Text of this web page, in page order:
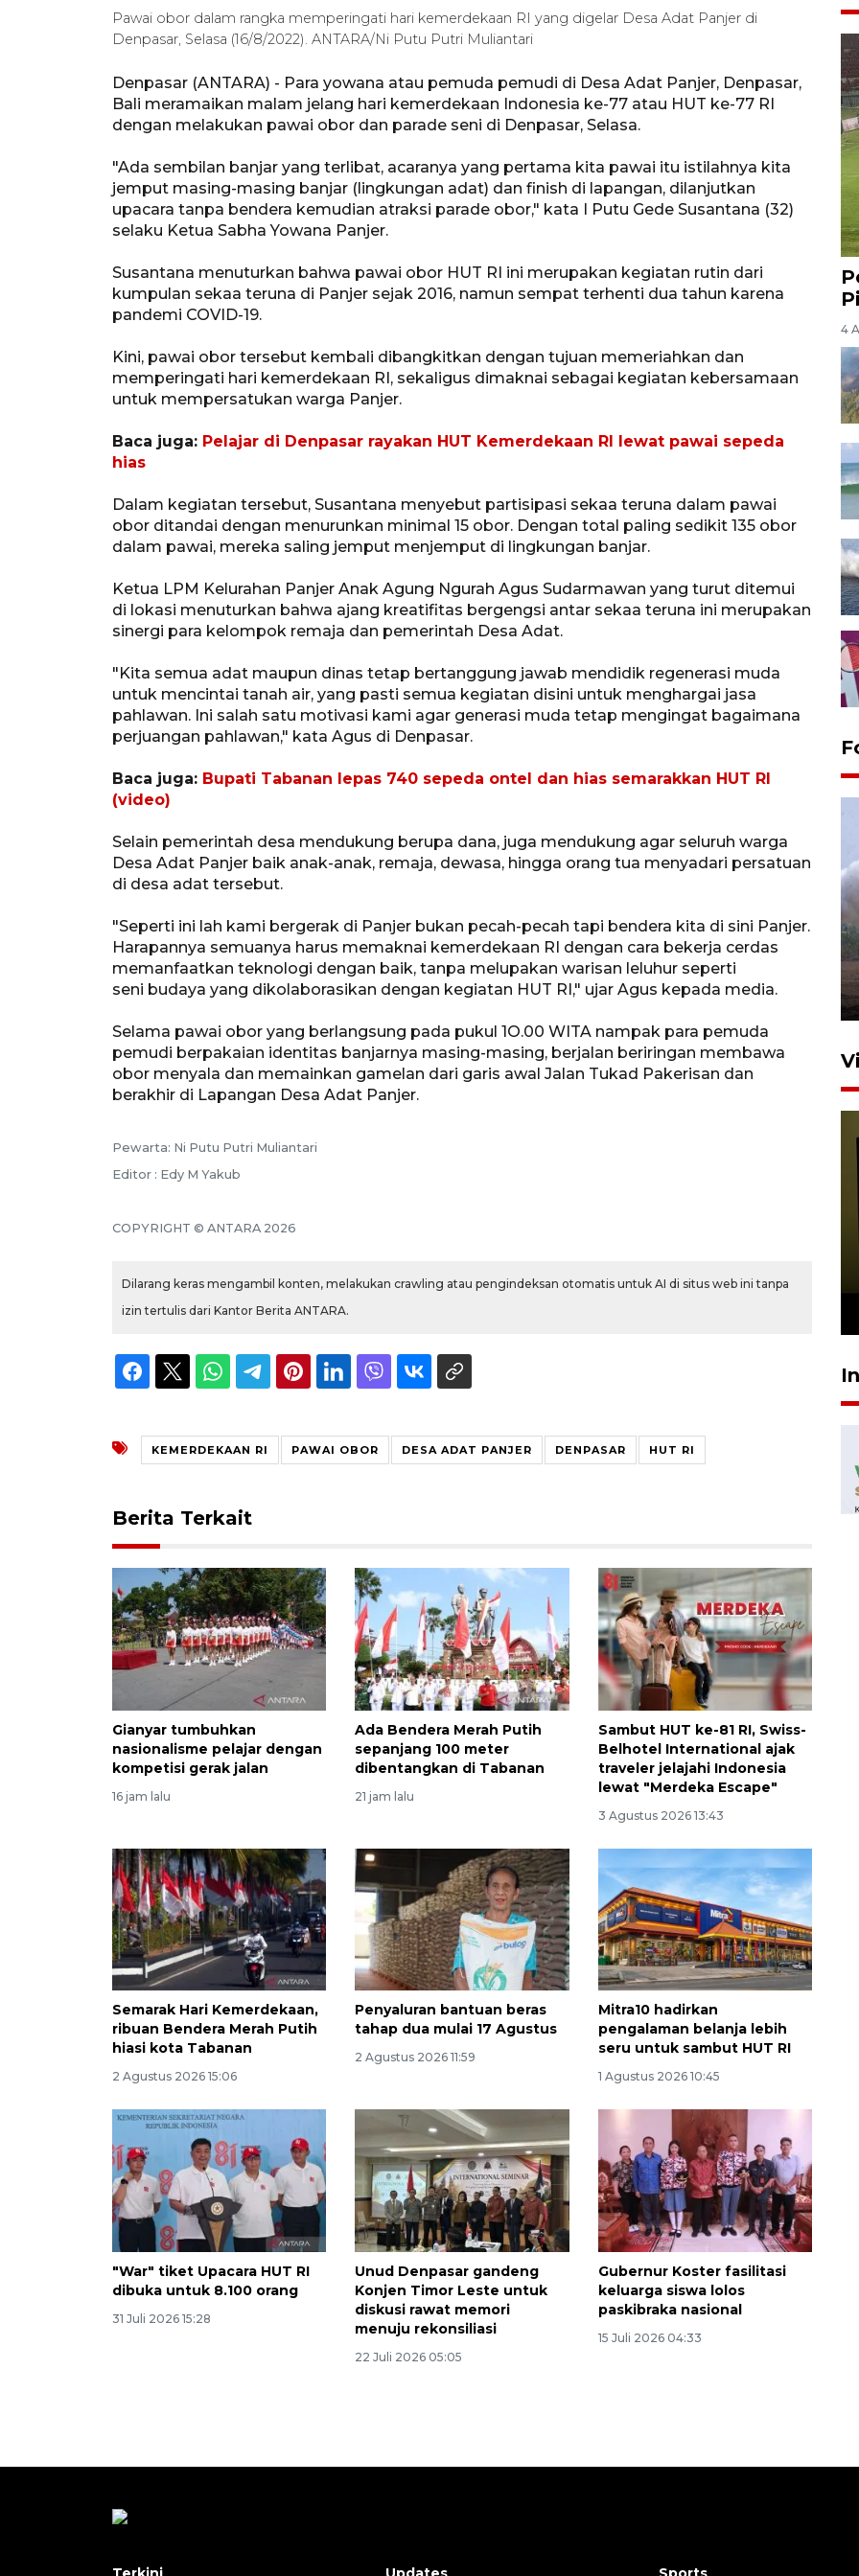
Pawai obor dalam rangka memperingati hari kemerdekaan RI yang digelar Desa Adat Panjer di
Denpasar, Selasa (16/8/2022). ANTARA/Ni Putu Putri Muliantari
Denpasar (ANTARA) - Para yowana atau pemuda pemudi di Desa Adat Panjer, Denpasar,
Bali meramaikan malam jelang hari kemerdekaan Indonesia ke-77 atau HUT ke-77 RI
dengan melakukan pawai obor dan parade seni di Denpasar, Selasa.
"Ada sembilan banjar yang terlibat, acaranya yang pertama kita pawai itu istilahnya kita
jemput masing-masing banjar (lingkungan adat) dan finish di lapangan, dilanjutkan
upacara tanpa bendera kemudian atraksi parade obor," kata I Putu Gede Susantana (32)
selaku Ketua Sabha Yowana Panjer.
Susantana menuturkan bahwa pawai obor HUT RI ini merupakan kegiatan rutin dari
kumpulan sekaa teruna di Panjer sejak 2016, namun sempat terhenti dua tahun karena
pandemi COVID-19.
Kini, pawai obor tersebut kembali dibangkitkan dengan tujuan memeriahkan dan
memperingati hari kemerdekaan RI, sekaligus dimaknai sebagai kegiatan kebersamaan
untuk mempersatukan warga Panjer.
Baca juga: Pelajar di Denpasar rayakan HUT Kemerdekaan RI lewat pawai sepeda
hias
Dalam kegiatan tersebut, Susantana menyebut partisipasi sekaa teruna dalam pawai
obor ditandai dengan menurunkan minimal 15 obor. Dengan total paling sedikit 135 obor
dalam pawai, mereka saling jemput menjemput di lingkungan banjar.
Ketua LPM Kelurahan Panjer Anak Agung Ngurah Agus Sudarmawan yang turut ditemui
di lokasi menuturkan bahwa ajang kreatifitas bergengsi antar sekaa teruna ini merupakan
sinergi para kelompok remaja dan pemerintah Desa Adat.
"Kita semua adat maupun dinas tetap bertanggung jawab mendidik regenerasi muda
untuk mencintai tanah air, yang pasti semua kegiatan disini untuk menghargai jasa
pahlawan. Ini salah satu motivasi kami agar generasi muda tetap mengingat bagaimana
perjuangan pahlawan," kata Agus di Denpasar.
Baca juga: Bupati Tabanan lepas 740 sepeda ontel dan hias semarakkan HUT RI
(video)
Selain pemerintah desa mendukung berupa dana, juga mendukung agar seluruh warga
Desa Adat Panjer baik anak-anak, remaja, dewasa, hingga orang tua menyadari persatuan
di desa adat tersebut.
"Seperti ini lah kami bergerak di Panjer bukan pecah-pecah tapi bendera kita di sini Panjer.
Harapannya semuanya harus memaknai kemerdekaan RI dengan cara bekerja cerdas
memanfaatkan teknologi dengan baik, tanpa melupakan warisan leluhur seperti
seni budaya yang dikolaborasikan dengan kegiatan HUT RI," ujar Agus kepada media.
Selama pawai obor yang berlangsung pada pukul 1O.00 WITA nampak para pemuda
pemudi berpakaian identitas banjarnya masing-masing, berjalan beriringan membawa
obor menyala dan memainkan gamelan dari garis awal Jalan Tukad Pakerisan dan
berakhir di Lapangan Desa Adat Panjer.
Pewarta: Ni Putu Putri Muliantari
Editor : Edy M Yakub
COPYRIGHT © ANTARA 2026
Dilarang keras mengambil konten, melakukan crawling atau pengindeksan otomatis untuk AI di situs web ini tanpa
izin tertulis dari Kantor Berita ANTARA.
KEMERDEKAAN RI PAWAI OBOR DESA ADAT PANJER DENPASAR HUT RI
Berita Terkait
Gianyar tumbuhkan
nasionalisme pelajar dengan
kompetisi gerak jalan
16 jam lalu
Ada Bendera Merah Putih
sepanjang 100 meter
dibentangkan di Tabanan
21 jam lalu
Sambut HUT ke-81 RI, Swiss-
Belhotel International ajak
traveler jelajahi Indonesia
lewat "Merdeka Escape"
3 Agustus 2026 13:43
Semarak Hari Kemerdekaan,
ribuan Bendera Merah Putih
hiasi kota Tabanan
2 Agustus 2026 15:06
Penyaluran bantuan beras
tahap dua mulai 17 Agustus
2 Agustus 2026 11:59
Mitra10 hadirkan
pengalaman belanja lebih
seru untuk sambut HUT RI
1 Agustus 2026 10:45
"War" tiket Upacara HUT RI
dibuka untuk 8.100 orang
31 Juli 2026 15:28
Unud Denpasar gandeng
Konjen Timor Leste untuk
diskusi rawat memori
menuju rekonsiliasi
22 Juli 2026 05:05
Gubernur Koster fasilitasi
keluarga siswa lolos
paskibraka nasional
15 Juli 2026 04:33
4
selamat dari kebakaran KM
Mutiara Sentosa II
dikembalikan ke Surabaya
4 Agustus 2026 19:23
pada Piala AFF
Waspadai penyakit saat
musim kemarau
2026-08-05 12:00:00